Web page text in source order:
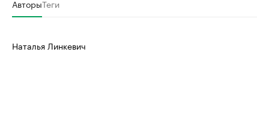
АвторыТеги
Наталья Линкевич